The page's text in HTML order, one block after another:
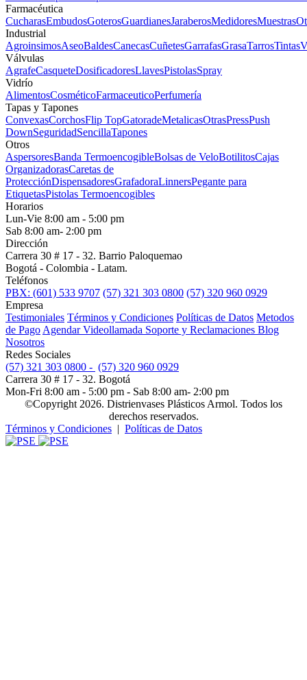
Farmacéutica
CucharasEmbudosGoterosGuardianesJaraberosMedidoresMuestras
Industrial
AgroinsimosAseoBaldesCanecasCuñetesGarrafasGrasaTarrosTintas
Válvulas
AgrafeCasqueteDosificadoresLlavesPistolasSpray
Vidrío
AlimentosCosméticoFarmaceuticoPerfumería
Tapas y Tapones
ConvexasCorchosFlip TopGatoradeMetalicasOtrasPressPush
DownSeguridadSencillaTapones
Otros
AspersoresBanda TermoencogibleBolsas de VeloBotilitosCajas
OrganizadorasCaretas de
ProtecciónDispensadoresGrafadoraLinnersPegante para
EtiquetasPistolas Termoencogibles
Horarios
Lun-Vie 8:00 am - 5:00 pm
Sab 8:00 am- 2:00 pm
Dirección
Carrera 30 # 17 - 32. Barrio Paloquemao
Bogotá - Colombia - Latam.
Teléfonos
PBX: (601) 533 9707 (57) 321 303 0800 (57) 320 960 0929
Empresa
Testimoniales Términos y Condiciones Políticas de Datos Metodos
de Pago Agendar Videollamada Soporte y Reclamaciones Blog
Nosotros
Redes Sociales
(57) 321 303 0800 - (57) 320 960 0929
Carrera 30 # 17 - 32. Bogotá
Mon-Fri 8:00 am - 5:00 pm - Sab 8:00 am- 2:00 pm
©Copyright 2026. Distrienvases Plásticos Armol. Todos los
derechos reservados.
Términos y Condiciones | Políticas de Datos